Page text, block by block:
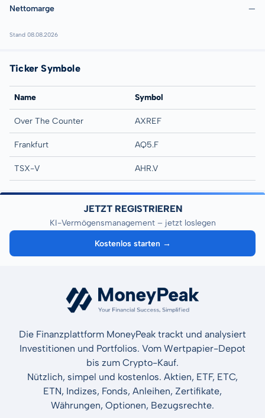
Nettomarge —
Stand 08.08.2026
Ticker Symbole
Name Symbol
Over The Counter AXREF
Frankfurt AQ5.F
TSX-V AHR.V
JETZT REGISTRIEREN
KI-Vermögensmanagement – jetzt loslegen
Kostenlos starten →
Die Finanzplattform MoneyPeak trackt und analysiert
Investitionen und Portfolios. Vom Wertpapier-Depot
bis zum Crypto-Kauf.
Nützlich, simpel und kostenlos. Aktien, ETF, ETC,
ETN, Indizes, Fonds, Anleihen, Zertifikate,
Währungen, Optionen, Bezugsrechte.